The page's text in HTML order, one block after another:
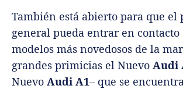
También está abierto para que el
general pueda entrar en contacto
modelos más novedosos de la
grandes primicias el Nuevo Audi
Nuevo Audi A1– que se